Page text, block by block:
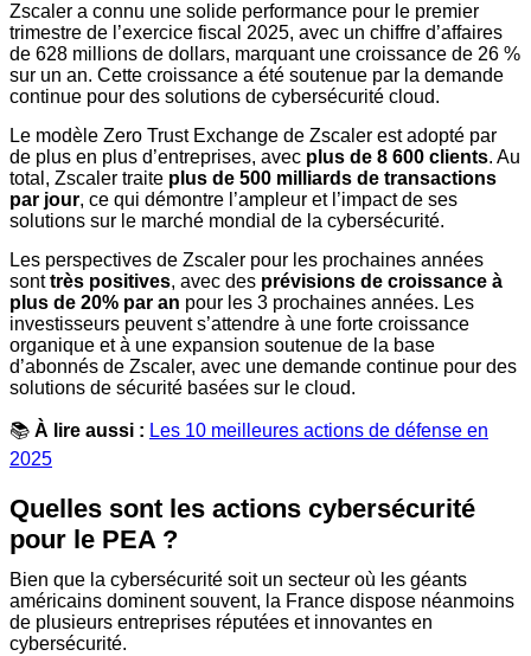
Zscaler a connu une solide performance pour le premier
trimestre de l’exercice fiscal 2025, avec un chiffre d’affaires
de 628 millions de dollars, marquant une croissance de 26 %
sur un an. Cette croissance a été soutenue par la demande
continue pour des solutions de cybersécurité cloud.
Le modèle Zero Trust Exchange de Zscaler est adopté par
de plus en plus d’entreprises, avec plus de 8 600 clients. Au
total, Zscaler traite plus de 500 milliards de transactions
par jour, ce qui démontre l’ampleur et l’impact de ses
solutions sur le marché mondial de la cybersécurité.
Les perspectives de Zscaler pour les prochaines années
sonttrès positives, avec des prévisions de croissance à
plus de 20% par an pour les 3 prochaines années. Les
investisseurs peuvent s’attendre à une forte croissance
organique et à une expansion soutenue de la base
d’abonnés de Zscaler, avec une demande continue pour des
solutions de sécurité basées sur le cloud.
📚 À lire aussi : Les 10 meilleures actions de défense en
2025
Quelles sont les actions cybersécurité
pour le PEA ?
Bien que la cybersécurité soit un secteur où les géants
américains dominent souvent, la France dispose néanmoins
de plusieurs entreprises réputées et innovantes en
cybersécurité.